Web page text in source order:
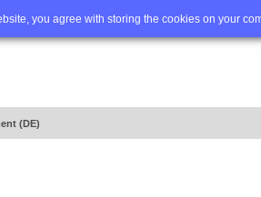
you agree with storing the cookies on your
(DE)